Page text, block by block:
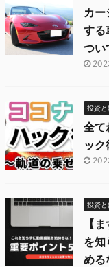
カー
する
つい
投資と
全て
ック
投資と
【
を知
める